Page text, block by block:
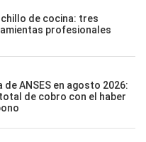
de cocina: tres
profesionales
ANSES en agosto 2026:
de cobro con el haber